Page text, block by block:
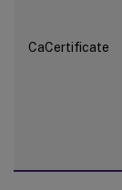
CaCertificate